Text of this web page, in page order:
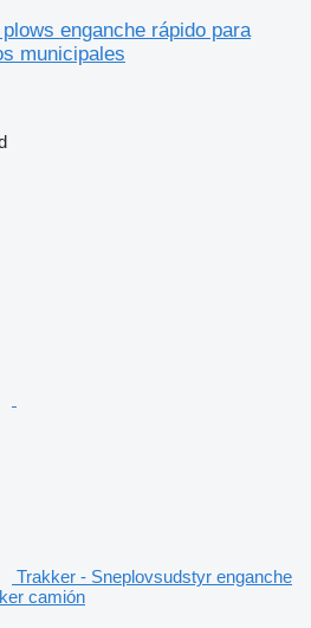
enganche rápido para
municipales
Trakker - Sneplovsudstyr enganche
camión